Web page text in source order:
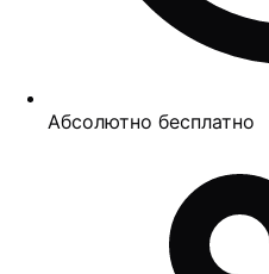
Абсолютно бесплатно